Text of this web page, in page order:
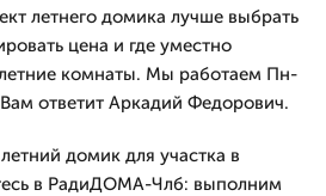
летнего домика лучше выбрать
цена и где уместно
комнаты. Мы работаем Пн-
ответит Аркадий Федорович.
домик для участка в
в РадиДОМА-Члб: выполним